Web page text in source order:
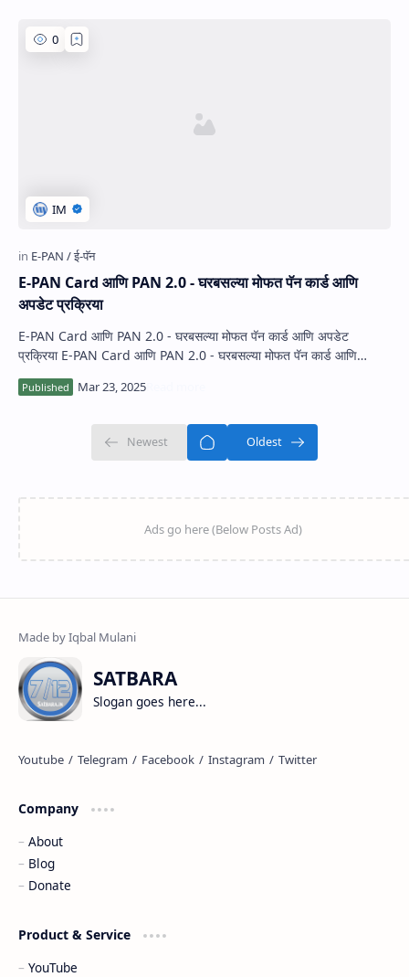
E-PAN Card आणि PAN 2.0 - घरबसल्या मोफत पॅन कार्ड आणि
अपडेट प्रक्रिया
E-PAN Card आणि PAN 2.0 - घरबसल्या मोफत पॅन कार्ड आणि अपडेट
प्रक्रिया E-PAN Card आणि PAN 2.0 - घरबसल्या मोफत पॅन कार्ड आणि
SATBARA
Slogan goes here...
Company
About
Blog
Donate
Product & Service
YouTube